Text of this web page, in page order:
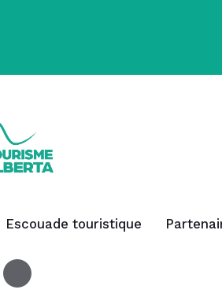
Escouade touristique